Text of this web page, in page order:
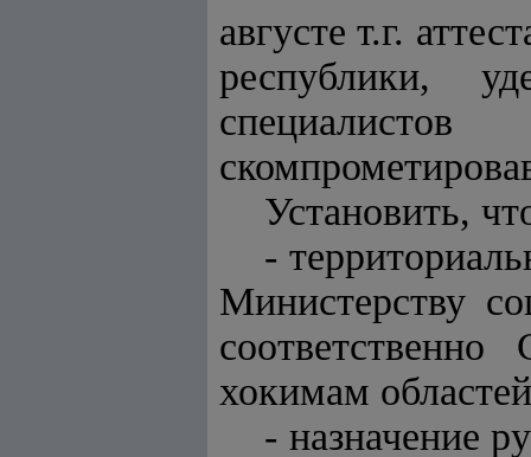
августе т.г.
республики,
Установить,
-
Министерству
хокимам
- назначение